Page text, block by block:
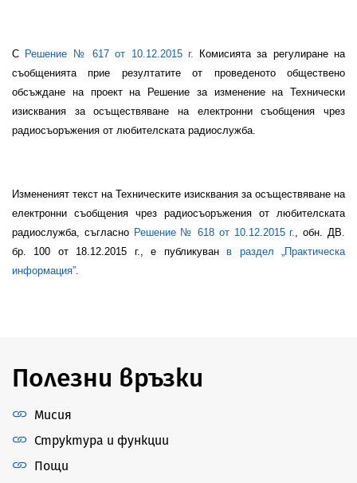
С Решение № 617 от 10.12.2015 г.
Комисията за регулиране на
съобщенията прие резултатите от проведеното обществено
обсъждане на проект на Решение за изменение на Технически
изисквания за осъществяване на електронни съобщения чрез
радиосъоръжения от любителската радиослужба.
Измененият текст на Техническите изисквания за осъществяване на
електронни съобщения чрез радиосъоръжения от любителската
радиослужба , съгласно Решение № 618 от 10. 12.2015 г.
, обн. ДВ.
бр. 100 от 18.12.2015 г., е публикуван в раздел „Практическа
информация”
Полезни връзки
Мисия
Структура и функции
Пощи